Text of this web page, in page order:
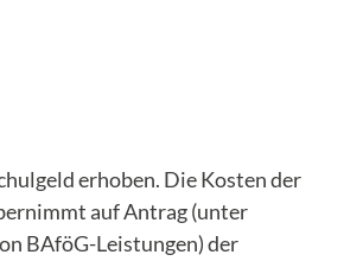
erhoben. Die Kosten der
auf Antrag (unter
BAföG-Leistungen) der